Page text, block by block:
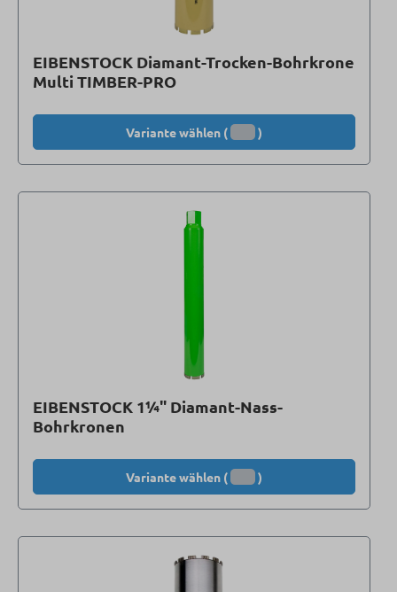
EIBENSTOCK Diamant-Trocken-Bohrkrone
Multi TIMBER-PRO
Variante wählen ( )
EIBENSTOCK 1¼" Diamant-Nass-
Bohrkronen
Variante wählen ( )